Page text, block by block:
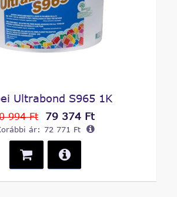
Ultrabond S965 1K
994 Ft 79 374 Ft
ár: 72 771 Ft